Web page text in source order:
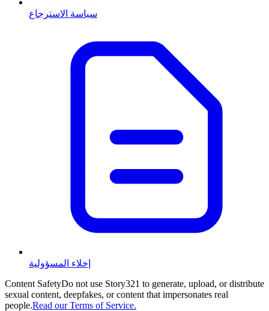
سياسة الاسترجاع
إخلاء المسؤولية
Content SafetyDo not use Story321 to generate, upload, or distribute
sexual content, deepfakes, or content that impersonates real
people.Read our Terms of Service.